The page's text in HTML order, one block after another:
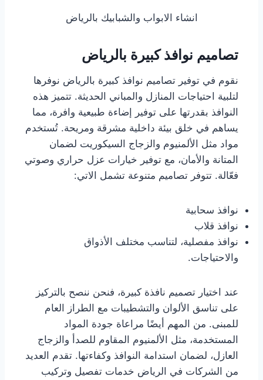
انشاء الابواب والشبابيك بالرياض
تصاميم نوافذ كبيرة بالرياض
نقوم في توفير تصاميم نوافذ كبيرة بالرياض نوفرها
لتلبية احتياجات المنازل والمباني الحديثة. تتميز هذه
النوافذ بقدرتها على توفير إضاءة طبيعية وافرة، مما
يساهم في خلق بيئة داخلية مشرقة ومريحة. تُستخدم
مواد مثل الألمنيوم والزجاج السيكوريت لضمان
المتانة والأمان، مع توفير خيارات عزل حراري وصوتي
فعّالة. تتوفر تصاميم متنوعة تشمل الاتي:
نوافذ سحابية
نوافذ قلاب
نوافذ مفصلية، لتناسب مختلف الأذواق
والاحتياجات.
عند اختيار تصميم نافذة كبيرة، فنحن ننصح بالتركيز
على تناسق الألوان والتشطيبات مع الطراز العام
للمبنى. من المهم أيضًا مراعاة جودة المواد
المستخدمة، مثل الألمنيوم المقاوم للصدأ والزجاج
العازل، لضمان استدامة النوافذ وكفاءتها. تقدم العديد
من الشركات في الرياض خدمات تفصيل وتركيب